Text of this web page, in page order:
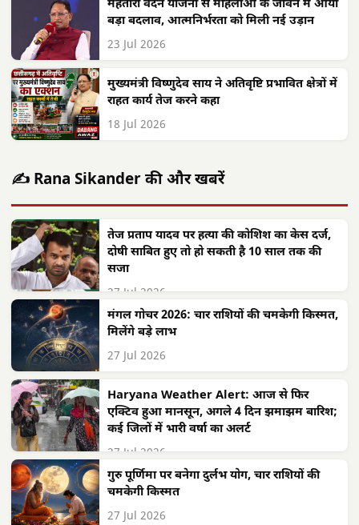
महतारी वंदन योजना से महिलाओं के जीवन में आया
बड़ा बदलाव, आत्मनिर्भरता को मिली नई उड़ान
23 Jul 2026
मुख्यमंत्री विष्णुदेव साय ने अतिवृष्टि प्रभावित क्षेत्रों में
राहत कार्य तेज करने कहा
18 Jul 2026
✍️ Rana Sikander की और खबरें
तेज प्रताप यादव पर हत्या की कोशिश का केस दर्ज,
दोषी साबित हुए तो हो सकती है 10 साल तक की
सजा
27 Jul 2026
मंगल गोचर 2026: चार राशियों की चमकेगी किस्मत,
मिलेंगे बड़े लाभ
27 Jul 2026
Haryana Weather Alert: आज से फिर
एक्टिव हुआ मानसून, अगले 4 दिन झमाझम बारिश;
कई जिलों में भारी वर्षा का अलर्ट
27 Jul 2026
गुरु पूर्णिमा पर बनेगा दुर्लभ योग, चार राशियों की
चमकेगी किस्मत
27 Jul 2026